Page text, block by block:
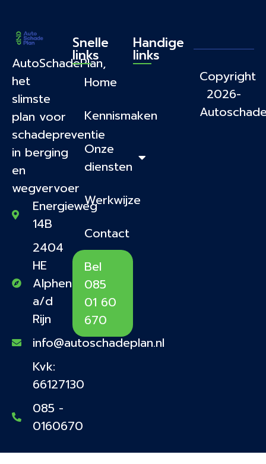
AutoSchadePlan,
het
slimste
plan voor
schadepreventie
in berging
en
wegvervoer
Energieweg
14B
2404
HE
Alphen
a/d
Rijn
info@autoschadeplan.nl
Kvk:
66127130
085 -
0160670
Snelle
links
Home
Kennismaken
Onze
diensten
Werkwijze
Contact
Bel
085
01 60
670
Handige
links
Copyright
2026-